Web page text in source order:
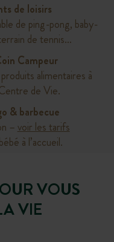
de loisirs
de ping-pong, baby-
de tennis…
Campeur
alimentaires à
de Vie.
& barbecue
–voir les tarifs
à l’accueil.
VOUS
VIE